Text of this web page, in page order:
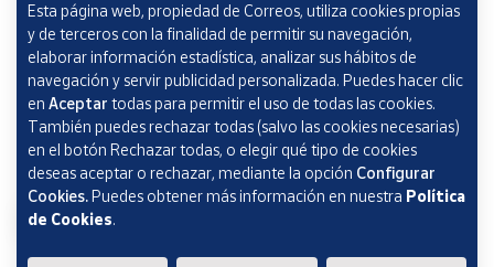
Información y ayuda
Correos Market
Esta página web, propiedad de Correos, utiliza cookies propias
y de terceros con la finalidad de permitir su navegación,
elaborar información estadística, analizar sus hábitos de
navegación y servir publicidad personalizada. Puedes hacer clic
en Aceptar todas para permitir el uso de todas las cookies.
También puedes rechazar todas (salvo las cookies necesarias)
en el botón Rechazar todas, o elegir qué tipo de cookies
deseas aceptar o rechazar, mediante la opción Configurar
Cookies.Puedes obtener más información en nuestra Política
de Cookies.